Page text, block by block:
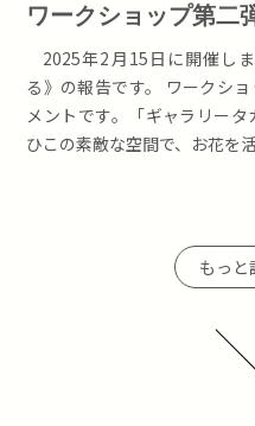
ワークショップ第二
2025年2月15日に開催しましたワークショップ第二弾《彩
る》の報告です。 ワークシ
メントです。「ギャラリー
ひこの素敵な空間で、お花を
もっと